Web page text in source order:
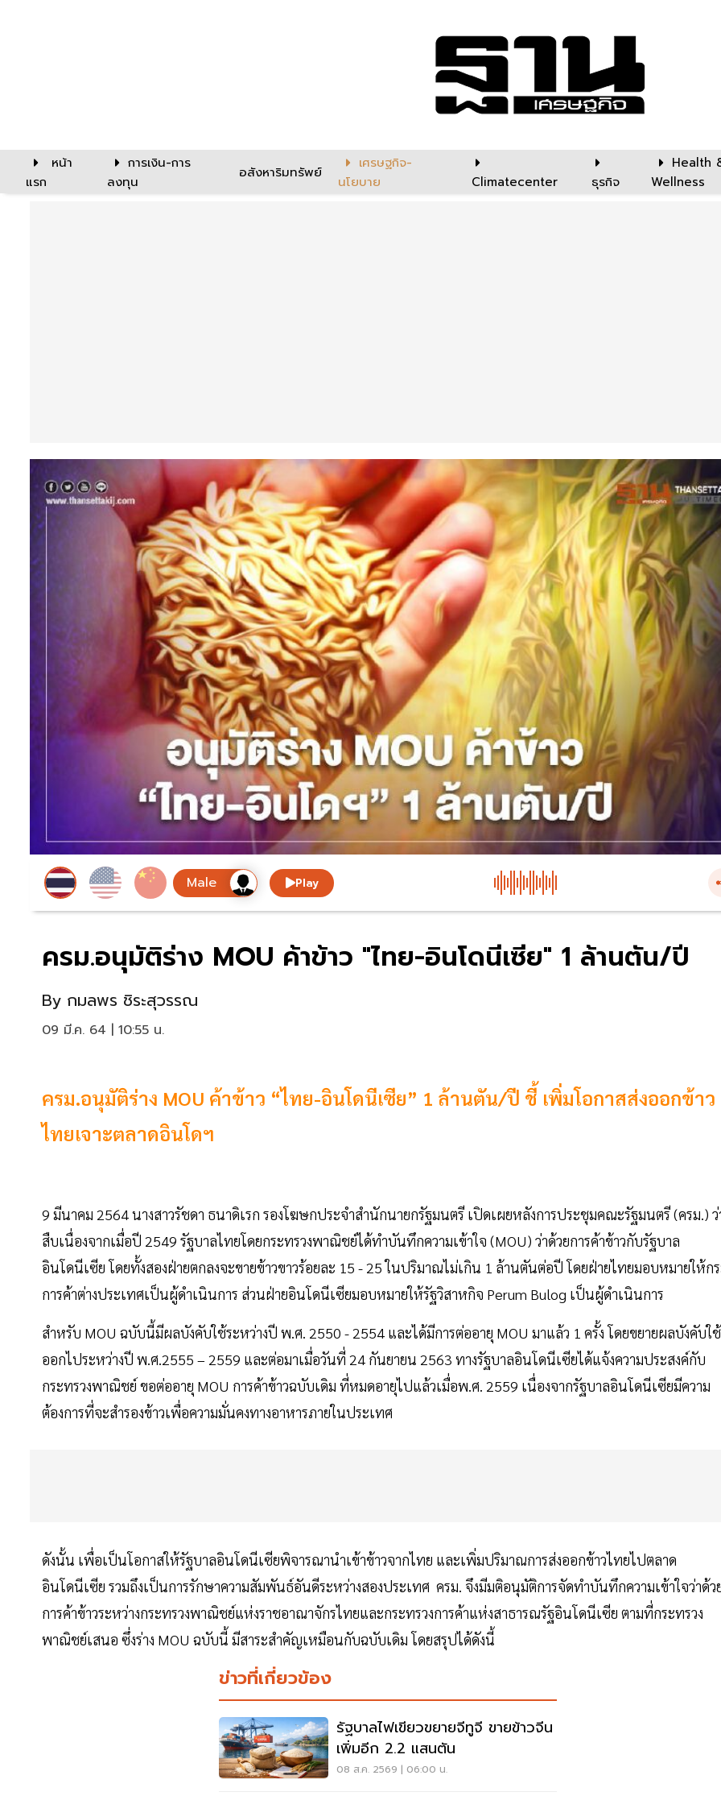
หน้า
แรก
การเงิน-การ
ลงทุน
อสังหาริมทรัพย์
เศรษฐกิจ-
นโยบาย
Climatecenter ธุรกิจ
Health
Wellness
Play
ครม.อนุมัติร่าง MOU ค้าข้าว "ไทย-อินโดนีเซีย" 1 ล้านตัน/ปี
By กมลพร ชิระสุวรรณ
09 มี.ค. 64 | 10:55 น.
ครม.อนุมัติร่าง MOU ค้าข้าว “ไทย-อินโดนีเซีย” 1 ล้านตัน/ปี ชี้ เพิ่มโอกาสส่งออกข้าว
ไทยเจาะตลาดอินโดฯ
9 มีนาคม 2564 นางสาวรัชดา ธนาดิเรก รองโฆษกประจำสำนักนายกรัฐมนตรี เปิดเผยหลังการประชุมคณะรัฐมนตรี (ครม.) ว่
สืบเนื่องจากเมื่อปี 2549 รัฐบาลไทยโดยกระทรวงพาณิชย์ได้ทำบันทึกความเข้าใจ (MOU) ว่าด้วยการค้าข้าวกับรัฐบาล
อินโดนีเซีย โดยทั้งสองฝ่ายตกลงจะขายข้าวขาวร้อยละ 15 - 25 ในปริมาณไม่เกิน 1 ล้านตันต่อปี โดยฝ่ายไทยมอบหมายให้ก
การค้าต่างประเทศเป็นผู้ดำเนินการ ส่วนฝ่ายอินโดนีเซียมอบหมายให้รัฐวิสาหกิจ Perum Bulog เป็นผู้ดำเนินการ
สำหรับ MOU ฉบับนี้มีผลบังคับใช้ระหว่างปี พ.ศ. 2550 - 2554 และได้มีการต่ออายุ MOU มาแล้ว 1 ครั้ง โดยขยายผลบังคับใช้
ออกไประหว่างปี พ.ศ.2555 – 2559 และต่อมาเมื่อวันที่ 24 กันยายน 2563 ทางรัฐบาลอินโดนีเซียได้แจ้งความประสงค์กับ
กระทรวงพาณิชย์ ขอต่ออายุ MOU การค้าข้าวฉบับเดิม ที่หมดอายุไปแล้วเมื่อพ.ศ. 2559 เนื่องจากรัฐบาลอินโดนีเซียมีความ
ต้องการที่จะสำรองข้าวเพื่อความมั่นคงทางอาหารภายในประเทศ
ดังนั้น เพื่อเป็นโอกาสให้รัฐบาลอินโดนีเซียพิจารณานำเข้าข้าวจากไทย และเพิ่มปริมาณการส่งออกข้าวไทยไปตลาด
อินโดนีเซีย รวมถึงเป็นการรักษาความสัมพันธ์อันดีระหว่างสองประเทศ ครม. จึงมีมติอนุมัติการจัดทำบันทึกความเข้าใจว่าด้ว
การค้าข้าวระหว่างกระทรวงพาณิชย์แห่งราชอาณาจักรไทยและกระทรวงการค้าแห่งสาธารณรัฐอินโดนีเซีย ตามที่กระทรวง
พาณิชย์เสนอ ซึ่งร่าง MOU ฉบับนี้ มีสาระสำคัญเหมือนกับฉบับเดิม โดยสรุปได้ดังนี้
ข่าวที่เกี่ยวข้อง
รัฐบาลไฟเขียวขยายจีทูจี ขายข้าวจีน
เพิ่มอีก 2.2 แสนตัน
08 ส.ค. 2569 | 06:00 น.